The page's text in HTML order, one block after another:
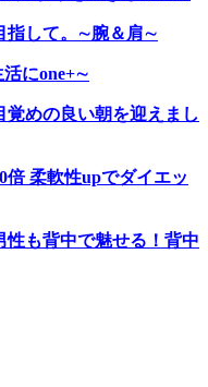
指して。∼腕＆肩∼
にone+∼
めの良い朝を迎えまし
倍 柔軟性upでダイエッ
性も背中で魅せる！背中